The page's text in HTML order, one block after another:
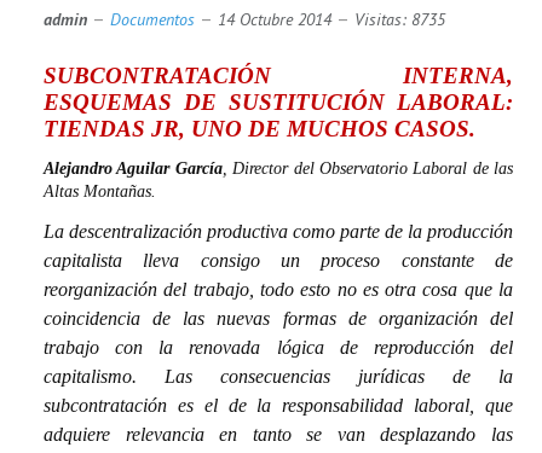
admin Documentos 14 Octubre 2014 Visitas: 8735
SUBCONTRATACIÓN INTERNA,
ESQUEMAS DE SUSTITUCIÓN LABORAL:
TIENDAS JR, UNO DE MUCHOS CASOS.
Alejandro Aguilar García, Director del Observatorio Laboral de las
Altas Montañas.
La descentralización productiva como parte de la producción
capitalista lleva consigo un proceso constante de
reorganización del trabajo, todo esto no es otra cosa que la
coincidencia de las nuevas formas de organización del
trabajo con la renovada lógica de reproducción del
capitalismo. Las consecuencias jurídicas de la
subcontratación es el de la responsabilidad laboral, que
adquiere relevancia en tanto se van desplazando las